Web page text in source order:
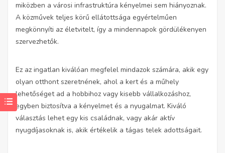
miközben a városi infrastruktúra kényelmei sem hiányoznak.
A közművek teljes körű ellátottsága egyértelműen
megkönnyíti az életvitelt, így a mindennapok gördülékenyen
szervezhetők.
Ez az ingatlan kiválóan megfelel mindazok számára, akik egy
olyan otthont szeretnének, ahol a kert és a műhely
lehetőséget ad a hobbihoz vagy kisebb vállalkozáshoz,
egyben biztosítva a kényelmet és a nyugalmat. Kiváló
választás lehet egy kis családnak, vagy akár aktív
nyugdíjasoknak is, akik értékelik a tágas telek adottságait.